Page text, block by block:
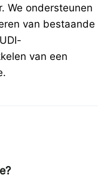
We ondersteunen
van bestaande
van een